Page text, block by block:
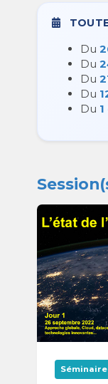
Du
Du
Du
Du
Du
Séminaire